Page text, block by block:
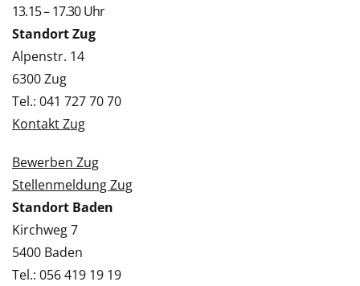
13.15 – 17.30 Uhr
Standort Zug
Alpenstr. 14
6300 Zug
Tel.: 041 727 70 70
Kontakt Zug
Bewerben Zug
Stellenmeldung Zug
Standort Baden
Kirchweg 7
5400 Baden
Tel.: 056 419 19 19